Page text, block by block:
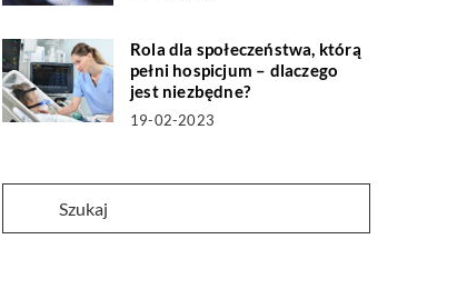
Rola dla społeczeństwa, którą
pełni hospicjum – dlaczego
jest niezbędne?
19-02-2023